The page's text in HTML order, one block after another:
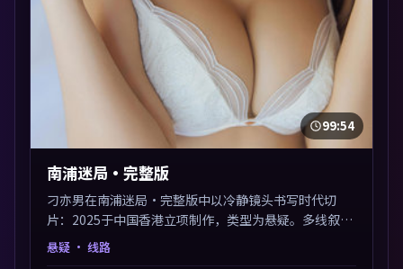
99:54
南浦迷局·完整版
刁亦男在南浦迷局·完整版中以冷静镜头书写时代切
片：2025于中国香港立项制作，类型为悬疑。多线叙事
交汇于终局，真相与救赎并行，适合喜欢细读表演的影
悬疑 · 线路